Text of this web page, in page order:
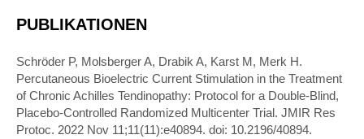
PUBLIKATIONEN
Schröder P, Molsberger A, Drabik A, Karst M, Merk H.
Percutaneous Bioelectric Current Stimulation in the Treatment
of Chronic Achilles Tendinopathy: Protocol for a Double-Blind,
Placebo-Controlled Randomized Multicenter Trial. JMIR Res
Protoc. 2022 Nov 11;11(11):e40894. doi: 10.2196/40894.